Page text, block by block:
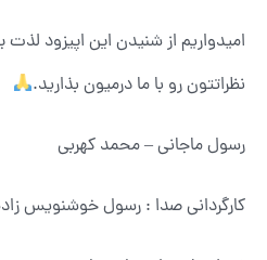
امیدواریم از شنیدن این اپیزود لذت
نظراتتون رو با ما درمیون بذارید.
رسول ماجانی – محمد کهربی
کارگردانی صدا : رسول خوشنویس